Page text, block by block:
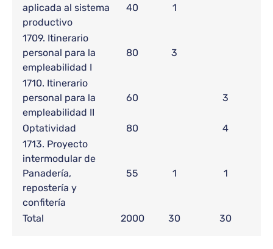
aplicada al sistema
productivo
40 1
1709. Itinerario
personal para la
empleabilidad I
80 3
1710. Itinerario
personal para la
empleabilidad II
60 3
Optatividad 80
4
1713. Proyecto
intermodular de
Panadería,
repostería y
confitería
55 1 1
Total 2000 30 30